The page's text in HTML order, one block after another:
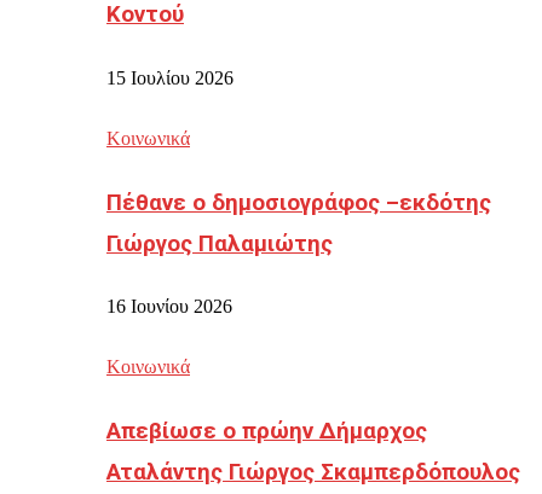
Κοντού
15 Ιουλίου 2026
Κοινωνικά
Πέθανε ο δημοσιογράφος –εκδότης
Γιώργος Παλαμιώτης
16 Ιουνίου 2026
Κοινωνικά
Απεβίωσε ο πρώην Δήμαρχος
Αταλάντης Γιώργος Σκαμπερδόπουλος